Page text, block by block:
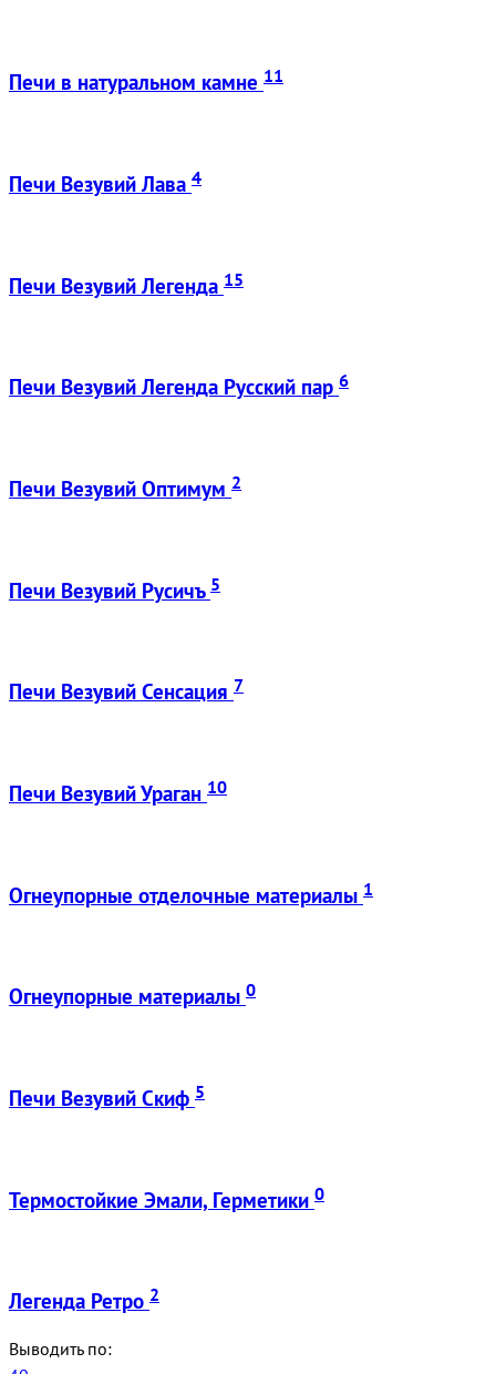
Печи в натуральном камне 11
Печи Везувий Лава 4
Печи Везувий Легенда 15
Печи Везувий Легенда Русский пар 6
Печи Везувий Оптимум 2
Печи Везувий Русичъ 5
Печи Везувий Сенсация 7
Печи Везувий Ураган 10
Огнеупорные отделочные материалы 1
Огнеупорные материалы 0
Печи Везувий Скиф 5
Термостойкие Эмали, Герметики 0
Легенда Ретро 2
Выводить по: